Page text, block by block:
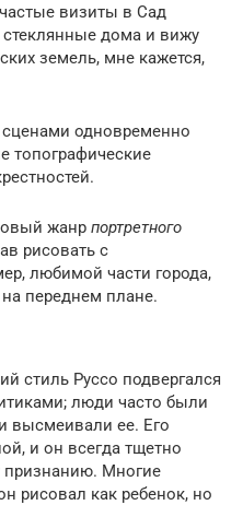
визиты в Сад
стеклянные дома и вижу
земель, мне кажется,
сценами одновременно
топографические
жанр портретного
рисовать с
любимой части города,
переднем плане.
стиль Руссо подвергался
люди часто были
высмеивали ее. Его
и он всегда тщетно
признанию. Многие
рисовал как ребенок, но